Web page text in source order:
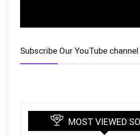
Subscribe Our YouTube channel
MOST VIEWED